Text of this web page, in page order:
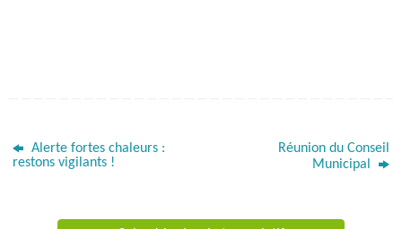
Alerte fortes chaleurs :
restons vigilants !
Réunion du Conseil
Municipal